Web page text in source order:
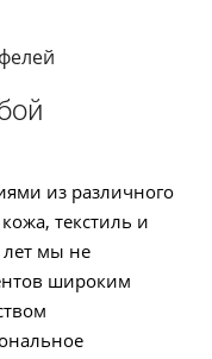
из различного
текстиль и
лет мы не
широким